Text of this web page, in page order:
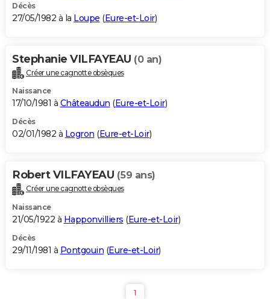
Décès
27/05/1982 à la Loupe (Eure-et-Loir)
Stephanie VILFAYEAU (0 an)
Créer une cagnotte obsèques
Naissance
17/10/1981 à Châteaudun (Eure-et-Loir)
Décès
02/01/1982 à Logron (Eure-et-Loir)
Robert VILFAYEAU (59 ans)
Créer une cagnotte obsèques
Naissance
21/05/1922 à Happonvilliers (Eure-et-Loir)
Décès
29/11/1981 à Pontgouin (Eure-et-Loir)
1